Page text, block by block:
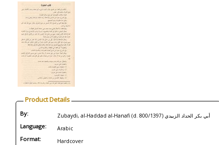
Product Details
By: Zubaydi, al-Haddad al-Hanafi (d. 800/1397) أبي بكر الحداد الزبيدي
Language: Arabic
Format: Hardcover